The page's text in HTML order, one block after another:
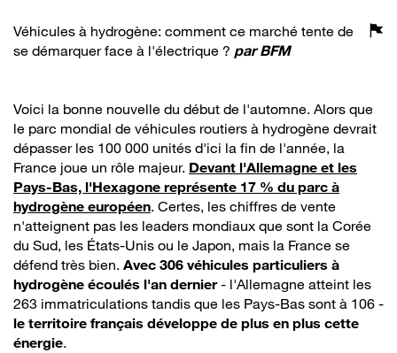
Véhicules à hydrogène: comment ce marché tente de
se démarquer face à l'électrique ? parBFM
Voici la bonne nouvelle du début de l'automne. Alors que
le parc mondial de véhicules routiers à hydrogène devrait
dépasser les 100 000 unités d'ici la fin de l'année, la
France joue un rôle majeur. Devant l'Allemagne et les
Pays-Bas, l'Hexagone représente 17 % du parc à
hydrogène européen. Certes, les chiffres de vente
n'atteignent pas les leaders mondiaux que sont la Corée
du Sud, les États-Unis ou le Japon, mais la France se
défend très bien. Avec 306 véhicules particuliers à
hydrogène écoulés l'an dernier- l'Allemagne atteint les
263 immatriculations tandis que les Pays-Bas sont à 106 -
le territoire français développe de plus en plus cette
énergie.